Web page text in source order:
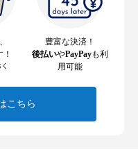
豊富な決済！
後払いやPayPayも利
用可能
こちら